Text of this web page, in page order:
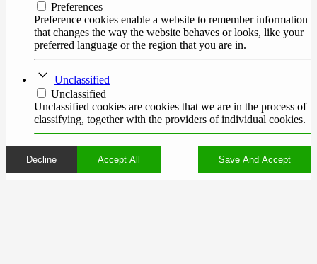
Preferences
Preference cookies enable a website to remember information
that changes the way the website behaves or looks, like your
preferred language or the region that you are in.
Unclassified
Unclassified
Unclassified cookies are cookies that we are in the process of
classifying, together with the providers of individual cookies.
Decline Accept All Save And Accept